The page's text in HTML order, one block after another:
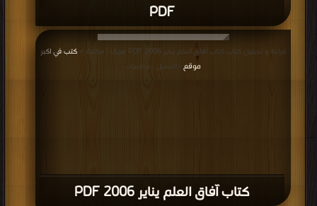
PDF
كتاب آفاق العلم يناير 2006 PDF
قراءة و تحميل كتاب كتاب آفاق العلم يناير 2006 PDF مجانا | مكتبة >
كتب في اكبر
موقع
| التحميل : مرة/مرات